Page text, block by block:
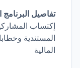
تفاصيل البرنامج
إكتساب
المستندية
المالية